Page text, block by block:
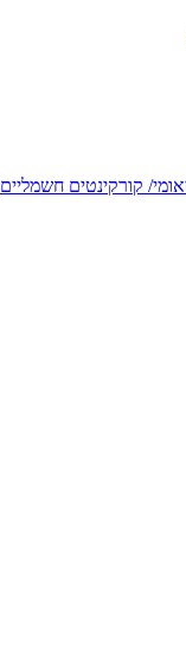
קורקינטים חשמליים